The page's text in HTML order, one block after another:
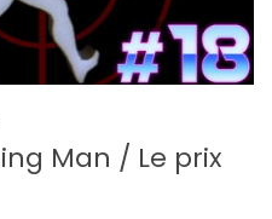
Man / Le prix